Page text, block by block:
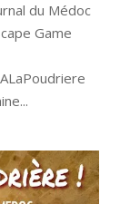
du Médoc
Game